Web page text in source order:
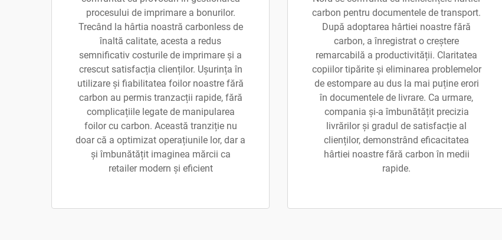
procesului de imprimare a bonurilor.
Trecând la hârtia noastră carbonless de
înaltă calitate, acesta a redus
semnificativ costurile de imprimare și a
crescut satisfacția clienților. Ușurința în
utilizare și fiabilitatea foilor noastre fără
carbon au permis tranzacții rapide, fără
complicațiile legate de manipularea
foilor cu carbon. Această tranziție nu
doar că a optimizat operațiunile lor, dar a
și îmbunătățit imaginea mărcii ca
retailer modern și eficient
carbon pentru documentele de transport.
După adoptarea hârtiei noastre fără
carbon, a înregistrat o creștere
remarcabilă a productivității. Claritatea
copiilor tipărite și eliminarea problemelor
de estompare au dus la mai puține erori
în documentele de livrare. Ca urmare,
compania și-a îmbunătățit precizia
livrărilor și gradul de satisfacție al
clienților, demonstrând eficacitatea
hârtiei noastre fără carbon în medii
rapide.